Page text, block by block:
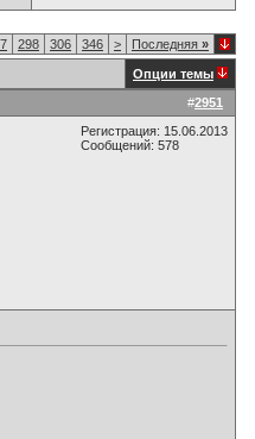
298 306 346 > Последняя »
Опции темы
#2951
Регистрация: 15.06.2013
Сообщений: 578